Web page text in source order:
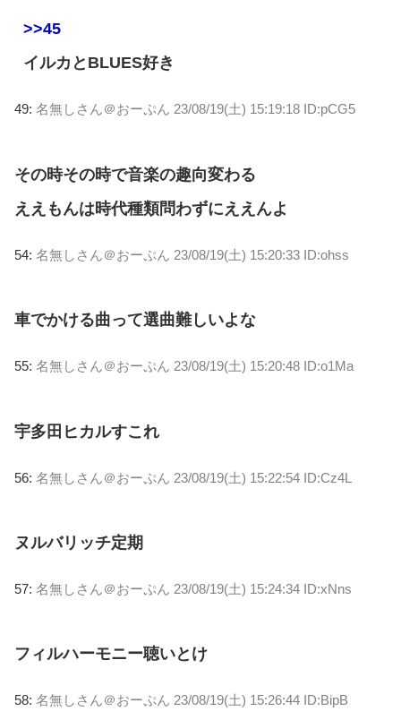
>>45
イルカとBLUES好き
49: 名無しさん＠おーぷん 23/08/19(土) 15:19:18 ID:pCG5
その時その時で音楽の趣向変わる
ええもんは時代種類問わずにええんよ
54: 名無しさん＠おーぷん 23/08/19(土) 15:20:33 ID:ohss
車でかける曲って選曲難しいよな
55: 名無しさん＠おーぷん 23/08/19(土) 15:20:48 ID:o1Ma
宇多田ヒカルすこれ
56: 名無しさん＠おーぷん 23/08/19(土) 15:22:54 ID:Cz4L
ヌルバリッチ定期
57: 名無しさん＠おーぷん 23/08/19(土) 15:24:34 ID:xNns
フィルハーモニー聴いとけ
58: 名無しさん＠おーぷん 23/08/19(土) 15:26:44 ID:BipB